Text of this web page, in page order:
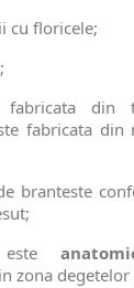
cu floricele;
din
fabricata
branteste
este
in zona